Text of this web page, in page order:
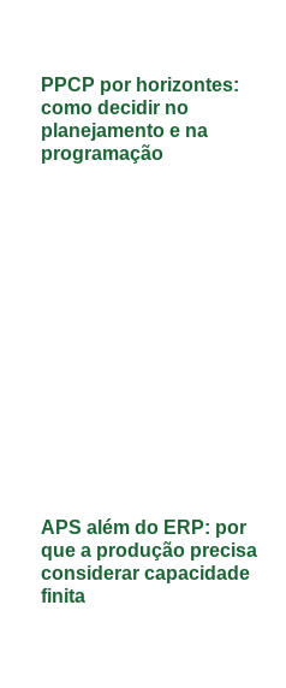
PPCP por horizontes:
como decidir no
planejamento e na
programação
APS além do ERP: por
que a produção precisa
considerar capacidade
finita